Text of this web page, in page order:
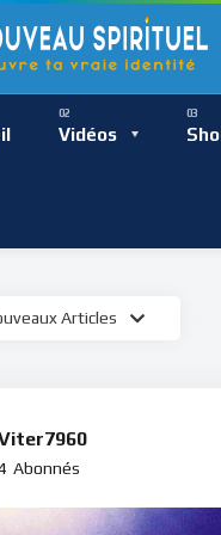
Vidéos
Présence
Présence
Articles
Abonnés